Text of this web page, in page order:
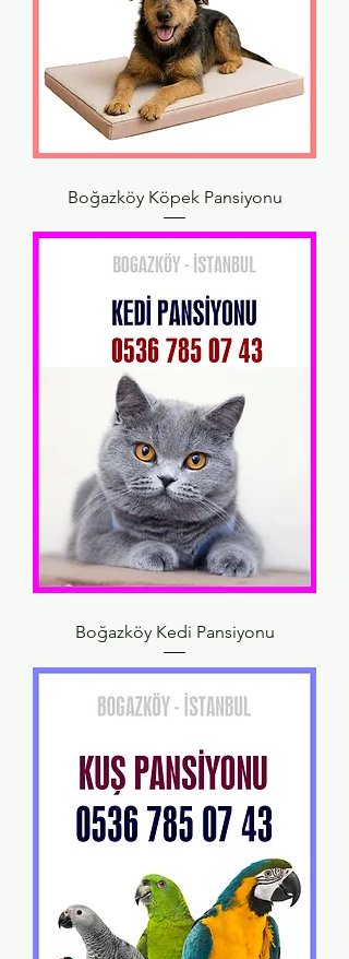
Boğazköy Köpek Pansiyonu
Boğazköy Kedi Pansiyonu